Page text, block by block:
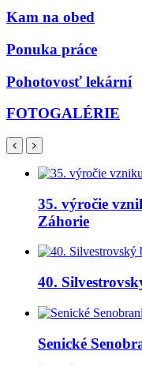
Kam na obed
Ponuka práce
Pohotovosť lekární
FOTOGALÉRIE
35. výročie
Záhorie
40.
Senické